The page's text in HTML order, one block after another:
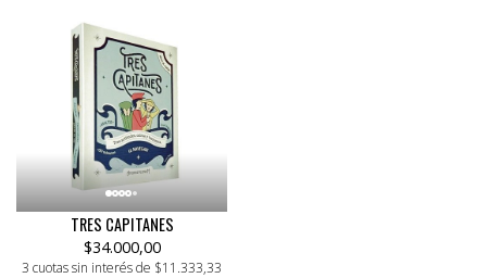
TRES CAPITANES
$34.000,00
3 cuotas sin interés de $11.333,33